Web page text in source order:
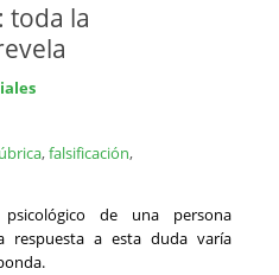
toda la
,falsificación,
de una persona
respuesta a esta duda varía